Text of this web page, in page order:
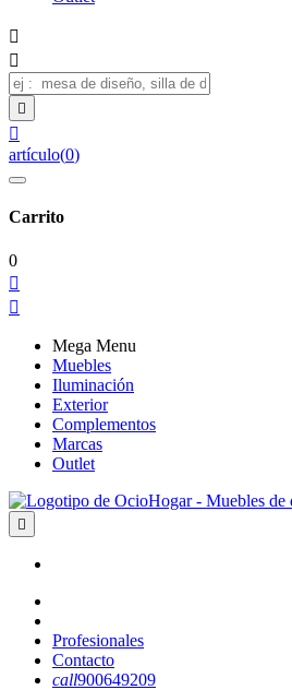




artículo(0)
Carrito
0


Mega Menu
Muebles
Iluminación
Exterior
Complementos
Marcas
Outlet

Profesionales
Contacto
call900649209